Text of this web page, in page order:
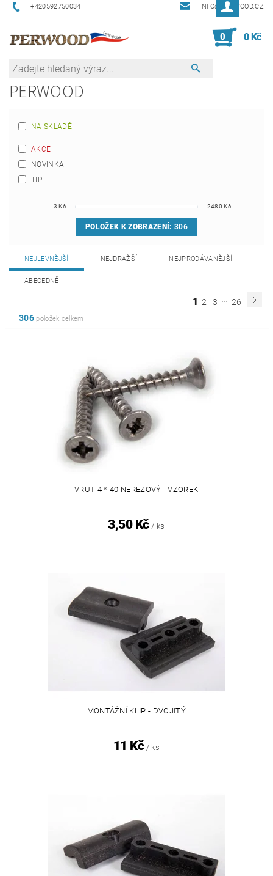
+420592750034 INFO@PERWOOD.CZ
0 0 Kč
PERWOOD
NA SKLADĚ
AKCE
NOVINKA
TIP
3 Kč 2480 Kč
POLOŽEK K ZOBRAZENÍ: 306
NEJLEVNĚJŠÍ NEJDRAŽŠÍ NEJPRODÁVANĚJŠÍ
ABECEDNĚ
1 2 3 ... 26
306položek celkem
VRUT 4 * 40 NEREZOVÝ - VZOREK
3,50 Kč / ks
MONTÁŽNÍ KLIP - DVOJITÝ
11 Kč / ks